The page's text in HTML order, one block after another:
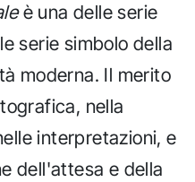
è una delle serie
serie simbolo della
moderna. Il merito
nella
interpretazioni, e
dell'attesa e della